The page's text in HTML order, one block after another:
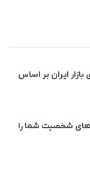
ایران بر اساس
شخصیت شما را